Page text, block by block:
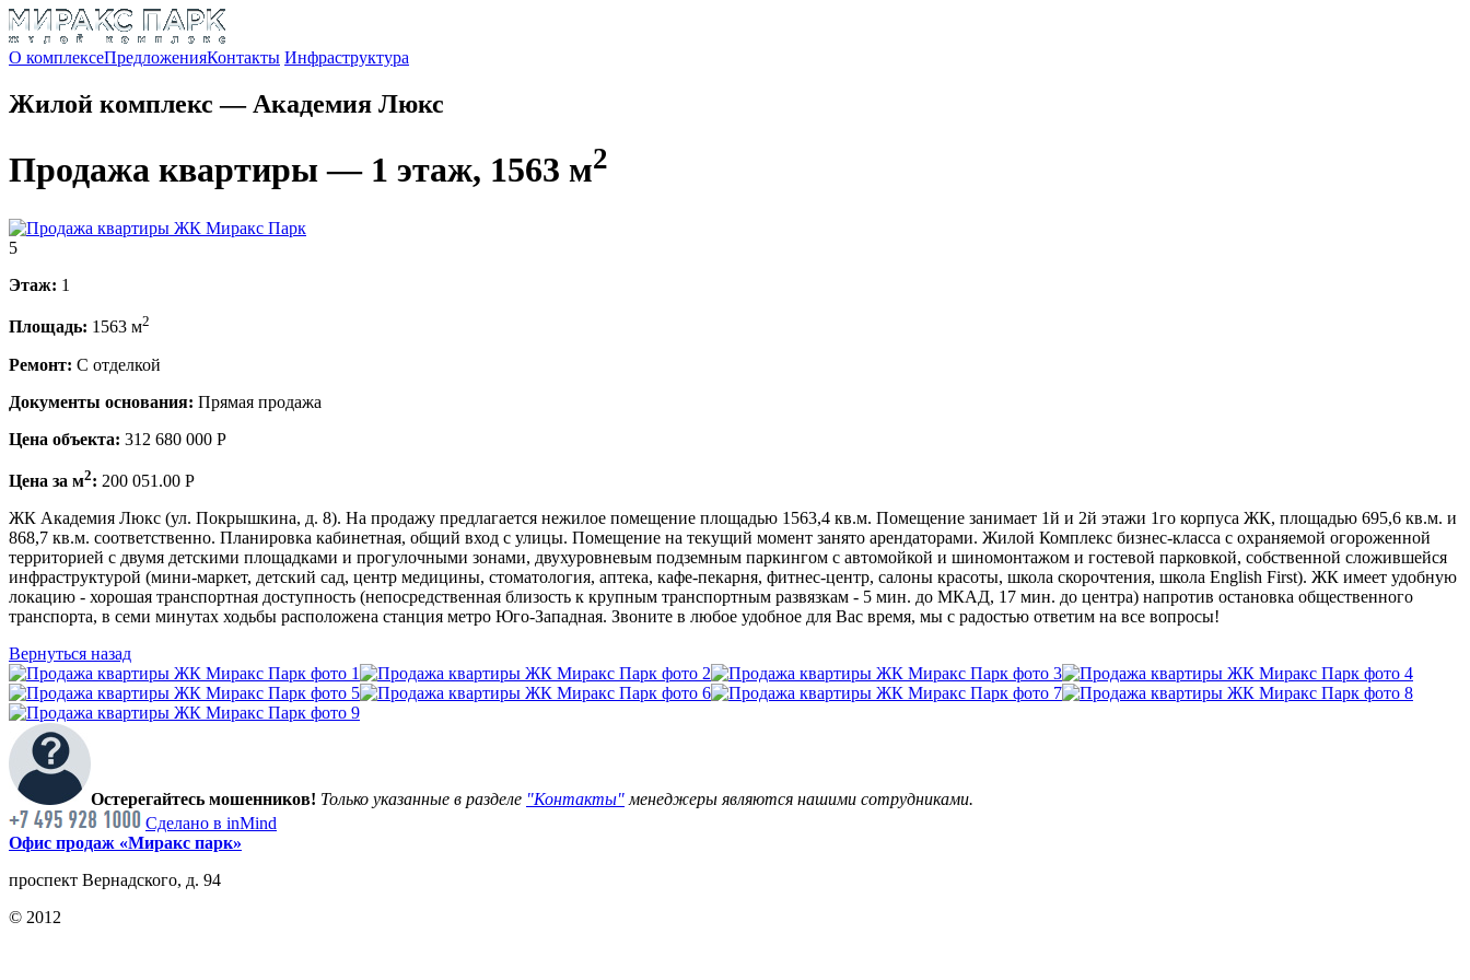
О комплексеПредложенияКонтакты Инфраструктура
Жилой комплекс — Академия Люкс
Продажа квартиры — 1 этаж, 1563 м2
5
Этаж: 1
Площадь: 1563 м2
Ремонт: С отделкой
Документы основания: Прямая продажа
Цена объекта: 312 680 000 Р
Цена за м2: 200 051.00 Р
ЖК Академия Люкс (ул. Покрышкина, д. 8). На продажу предлагается нежилое помещение площадью 1563,4 кв.м. Помещение занимает 1й и 2й этажи 1го корпуса ЖК, площадью 695,6 кв.м. и
868,7 кв.м. соответственно. Планировка кабинетная, общий вход с улицы. Помещение на текущий момент занято арендаторами. Жилой Комплекс бизнес-класса с охраняемой огороженной
территорией с двумя детскими площадками и прогулочными зонами, двухуровневым подземным паркингом с автомойкой и шиномонтажом и гостевой парковкой, собственной сложившейся
инфраструктурой (мини-маркет, детский сад, центр медицины, стоматология, аптека, кафе-пекарня, фитнес-центр, салоны красоты, школа скорочтения, школа English First). ЖК имеет удобную
локацию - хорошая транспортная доступность (непосредственная близость к крупным транспортным развязкам - 5 мин. до МКАД, 17 мин. до центра) напротив остановка общественного
транспорта, в семи минутах ходьбы расположена станция метро Юго-Западная. Звоните в любое удобное для Вас время, мы с радостью ответим на все вопросы!
Вернуться назад
Остерегайтесь мошенников! Только указанные в разделе "Контакты" менеджеры являются нашими сотрудниками.
Сделано в inMind
Офис продаж «Миракс парк»
проспект Вернадского, д. 94
© 2012